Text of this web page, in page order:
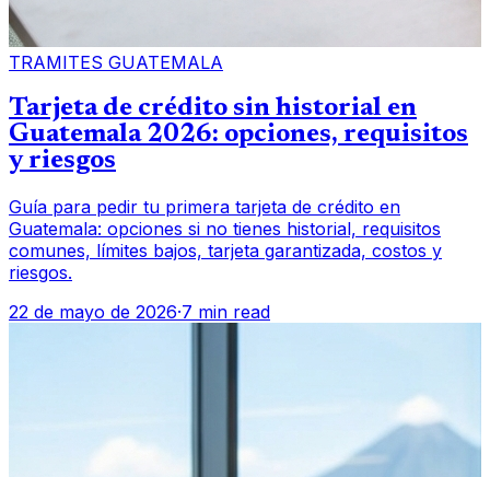
TRAMITES GUATEMALA
Tarjeta de crédito sin historial en
Guatemala 2026: opciones, requisitos
y riesgos
Guía para pedir tu primera tarjeta de crédito en
Guatemala: opciones si no tienes historial, requisitos
comunes, límites bajos, tarjeta garantizada, costos y
riesgos.
22 de mayo de 2026·7 min read